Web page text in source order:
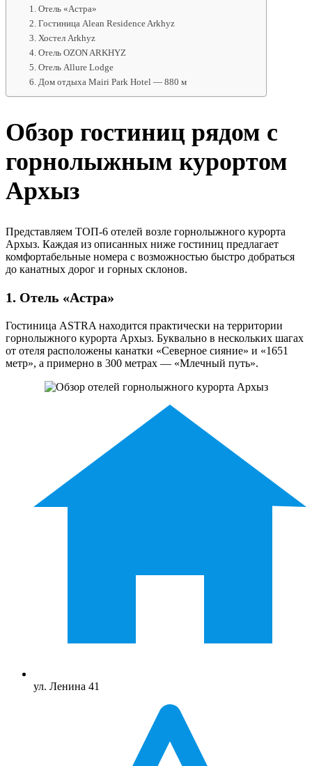
1. Отель «Астра»
2. Гостиница Alean Residence Arkhyz
3. Хостел Arkhyz
4. Отель OZON ARKHYZ
5. Отель Allure Lodge
6. Дом отдыха Mairi Park Hotel — 880 м
Обзор гостиниц рядом с
горнолыжным курортом
Архыз
Представляем ТОП-6 отелей возле горнолыжного курорта
Архыз. Каждая из описанных ниже гостиниц предлагает
комфортабельные номера с возможностью быстро добраться
до канатных дорог и горных склонов.
1. Отель «Астра»
Гостиница ASTRA находится практически на территории
горнолыжного курорта Архыз. Буквально в нескольких шагах
от отеля расположены канатки «Северное сияние» и «1651
метр», а примерно в 300 метрах — «Млечный путь».
ул. Ленина 41